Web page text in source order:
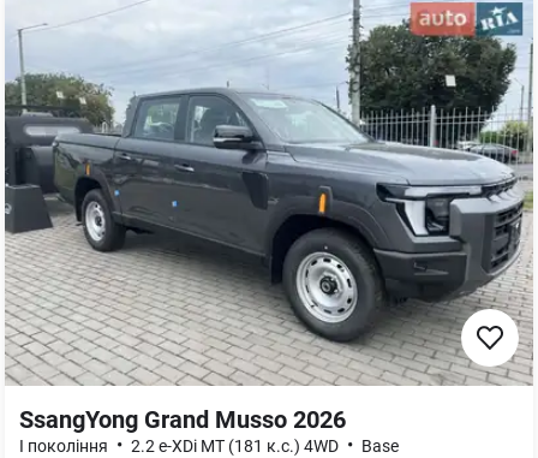
SsangYong Grand Musso 2026
I покоління • 2.2 e-XDi MT (181 к.с.) 4WD • Base